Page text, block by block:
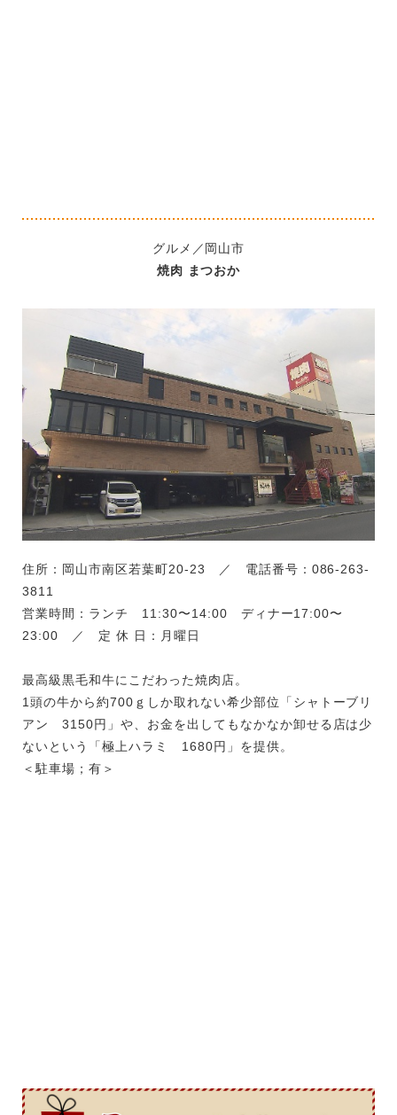
グルメ／岡山市
焼肉 まつおか
住所：岡山市南区若葉町20-23 ／ 電話番号：086-263-
3811
営業時間：ランチ 11:30〜14:00 ディナー17:00〜
23:00 ／ 定 休 日：月曜日
最高級黒毛和牛にこだわった焼肉店。
1頭の牛から約700ｇしか取れない希少部位「シャトーブリ
アン 3150円」や、お金を出してもなかなか卸せる店は少
ないという「極上ハラミ 1680円」を提供。
＜駐車場；有＞